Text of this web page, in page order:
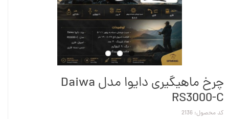
چرخ ماهیگیری دایوا مدل Daiwa
RS3000-C
کد محصول: 2136